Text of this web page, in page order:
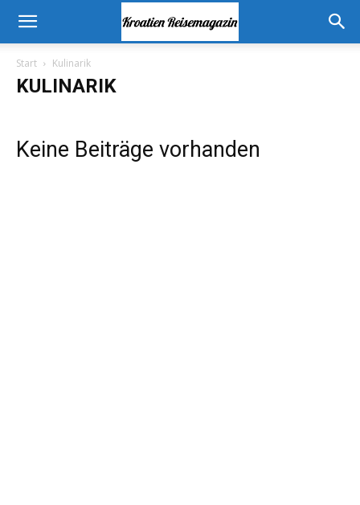
Start Kulinarik
KULINARIK
Keine Beiträge vorhanden